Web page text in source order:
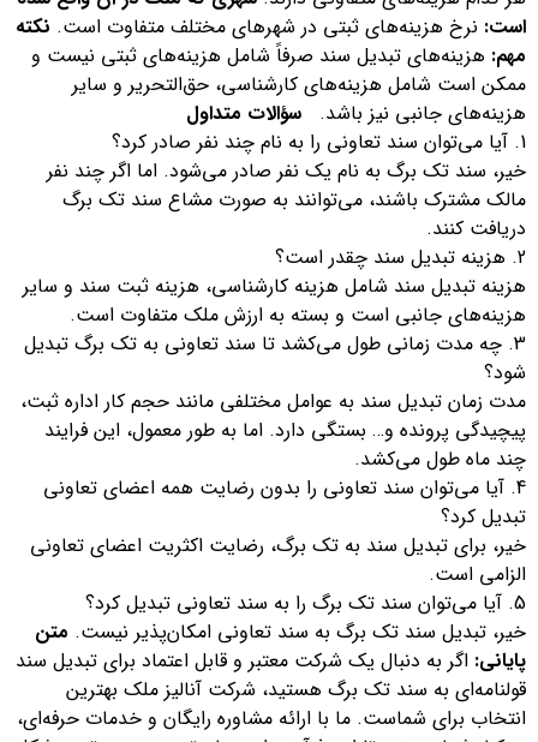
است: نرخ هزینه‌های ثبتی در شهرهای مختلف متفاوت است. نکته
مهم: هزینه‌های تبدیل سند صرفاً شامل هزینه‌های ثبتی نیست و
ممکن است شامل هزینه‌های کارشناسی، حق‌التحریر و سایر
هزینه‌های جانبی نیز باشد. سؤالات متداول
آیا می‌توان سند تعاونی را به نام چند نفر صادر کرد؟
خیر، سند تک برگ به نام یک نفر صادر می‌شود. اما اگر چند نفر
مالک مشترک باشند، می‌توانند به صورت مشاع سند تک برگ
دریافت کنند.
هزینه تبدیل سند چقدر است؟
هزینه تبدیل سند شامل هزینه کارشناسی، هزینه ثبت سند و سایر
هزینه‌های جانبی است و بسته به ارزش ملک متفاوت است.
چه مدت زمانی طول می‌کشد تا سند تعاونی به تک برگ تبدیل
شود؟
مدت زمان تبدیل سند به عوامل مختلفی مانند حجم کار اداره ثبت،
پیچیدگی پرونده و… بستگی دارد. اما به طور معمول، این فرایند
چند ماه طول می‌کشد.
آیا می‌توان سند تعاونی را بدون رضایت همه اعضای تعاونی
تبدیل کرد؟
خیر، برای تبدیل سند به تک برگ، رضایت اکثریت اعضای تعاونی
الزامی است.
آیا می‌توان سند تک برگ را به سند تعاونی تبدیل کرد؟
خیر، تبدیل سند تک برگ به سند تعاونی امکان‌پذیر نیست. متن
پایانی: اگر به دنبال یک شرکت معتبر و قابل اعتماد برای تبدیل سند
قولنامه‌ای به سند تک برگ هستید، شرکت آنالیز ملک بهترین
انتخاب برای شماست. ما با ارائه مشاوره رایگان و خدمات حرفه‌ای،